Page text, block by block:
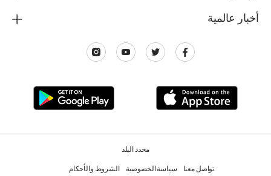
أخبار عالمية
محدد البلد
تواصل معنا سياسة الخصوصية الشروط والأحكام